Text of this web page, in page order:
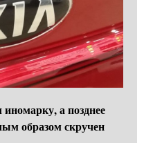
а позднее
образом скручен